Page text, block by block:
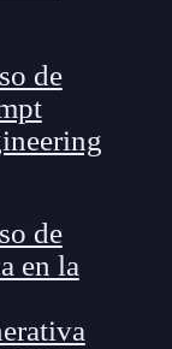
de
de
en la